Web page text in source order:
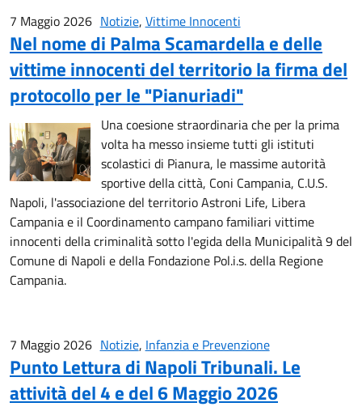
7 Maggio 2026 Notizie, Vittime Innocenti
Nel nome di Palma Scamardella e delle
vittime innocenti del territorio la firma del
protocollo per le "Pianuriadi"
Una coesione straordinaria che per la prima
volta ha messo insieme tutti gli istituti
scolastici di Pianura, le massime autorità
sportive della città, Coni Campania, C.U.S.
Napoli, l'associazione del territorio Astroni Life, Libera
Campania e il Coordinamento campano familiari vittime
innocenti della criminalità sotto l'egida della Municipalità 9 del
Comune di Napoli e della Fondazione Pol.i.s. della Regione
Campania.
7 Maggio 2026 Notizie, Infanzia e Prevenzione
Punto Lettura di Napoli Tribunali. Le
attività del 4 e del 6 Maggio 2026